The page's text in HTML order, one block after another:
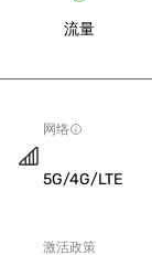
流量
网络
5G/4G/LTE
激活政策